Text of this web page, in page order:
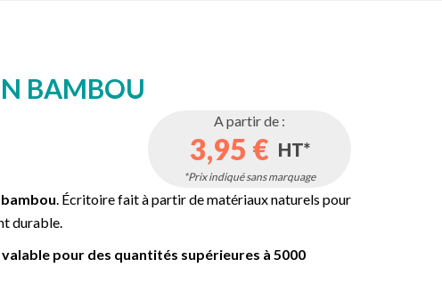
BAMBOU
A partir de :
3,95 € HT*
*Prix indiqué sans marquage
. Écritoire fait à partir de matériaux naturels pour
durable.
pour des quantités supérieures à 5000